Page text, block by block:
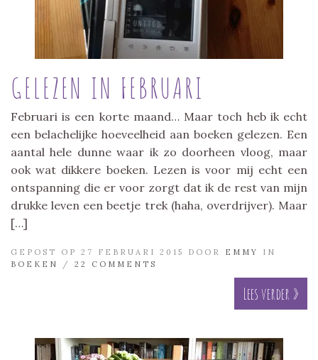
GELEZEN IN FEBRUARI
Februari is een korte maand… Maar toch heb ik echt
een belachelijke hoeveelheid aan boeken gelezen. Een
aantal hele dunne waar ik zo doorheen vloog, maar
ook wat dikkere boeken. Lezen is voor mij echt een
ontspanning die er voor zorgt dat ik de rest van mijn
drukke leven een beetje trek (haha, overdrijver). Maar
[…]
GEPOST OP 27 FEBRUARI 2015 DOOR EMMY
IN
BOEKEN
/ 22 COMMENTS
Lees verder »